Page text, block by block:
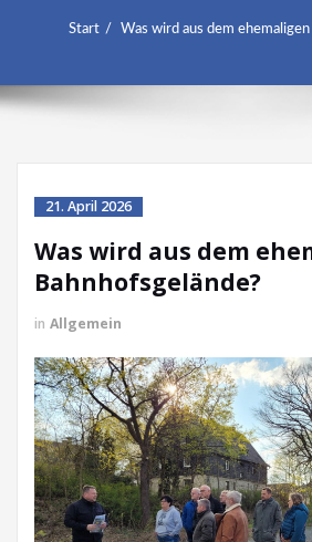
Start Was wird aus dem
21. April 2026
Was wird aus dem
Bahnhofsgelände?
in Allgemein